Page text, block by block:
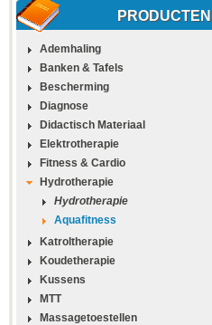
PRODUCTEN
Ademhaling
Banken & Tafels
Bescherming
Diagnose
Didactisch Materiaal
Elektrotherapie
Fitness & Cardio
Hydrotherapie
Hydrotherapie
Aquafitness
Katroltherapie
Koudetherapie
Kussens
MTT
Massagetoestellen